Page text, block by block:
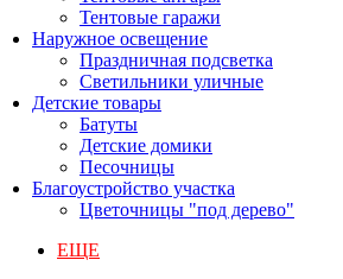
Тентовые гаражи
Наружное освещение
Праздничная подсветка
Светильники уличные
Детские товары
Батуты
Детские домики
Песочницы
Благоустройство участка
Цветочницы "под дерево"
ЕЩЕ